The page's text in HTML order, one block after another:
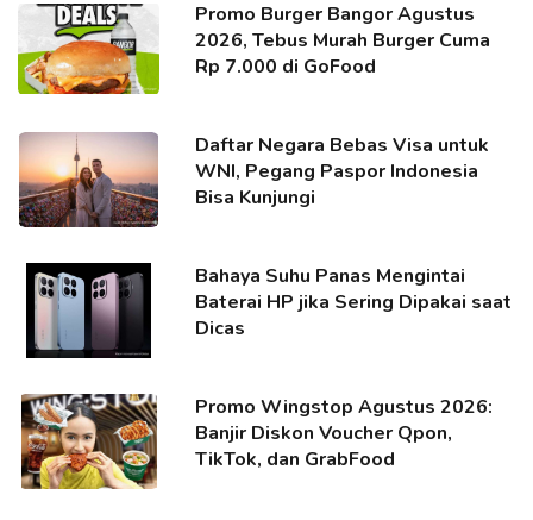
Promo Burger Bangor Agustus
2026, Tebus Murah Burger Cuma
Rp 7.000 di GoFood
Daftar Negara Bebas Visa untuk
WNI, Pegang Paspor Indonesia
Bisa Kunjungi
Bahaya Suhu Panas Mengintai
Baterai HP jika Sering Dipakai saat
Dicas
Promo Wingstop Agustus 2026:
Banjir Diskon Voucher Qpon,
TikTok, dan GrabFood